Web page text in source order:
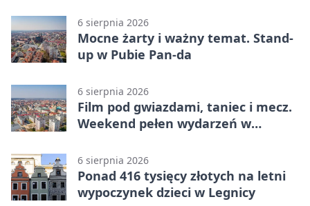
6 sierpnia 2026
Mocne żarty i ważny temat. Stand-
up w Pubie Pan-da
6 sierpnia 2026
Film pod gwiazdami, taniec i mecz.
Weekend pełen wydarzeń w
6 sierpnia 2026
Ponad 416 tysięcy złotych na letni
wypoczynek dzieci w Legnicy